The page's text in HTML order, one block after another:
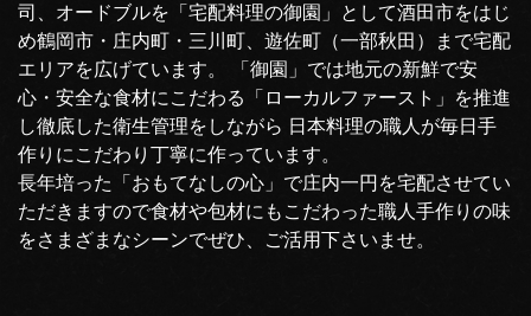
司、オードブルを「宅配料理の御園」として酒田市をはじ
め鶴岡市・庄内町・三川町、遊佐町（一部秋田）まで宅配
エリアを広げています。 「御園」では地元の新鮮で安
心・安全な食材にこだわる「ローカルファースト」を推進
し徹底した衛生管理をしながら 日本料理の職人が毎日手
作りにこだわり丁寧に作っています。
長年培った「おもてなしの心」で庄内一円を宅配させてい
ただきますので食材や包材にもこだわった職人手作りの味
をさまざまなシーンでぜひ、ご活用下さいませ。